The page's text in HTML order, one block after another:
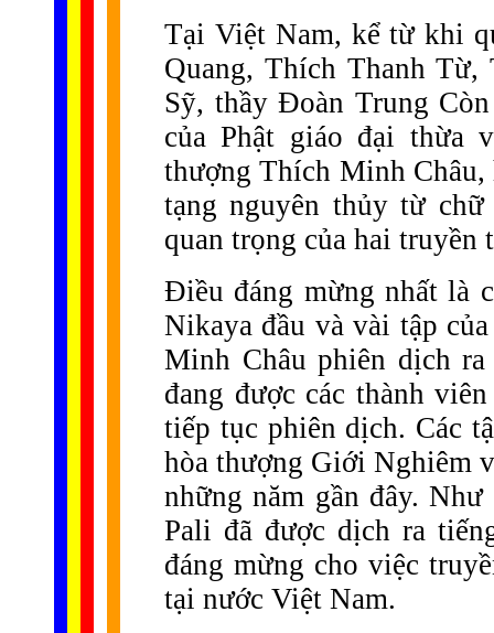
Tại Việt Nam, kể từ khi
Quang, Thích Thanh
Sỹ, thầy Đoàn Trung
của Phật giáo đại thừa
thượng Thích Minh
tạng nguyên thủy từ
quan trọng của hai truyền
Điều đáng mừng nhất là
Nikaya đầu và vài tập
Minh Châu phiên dịch
đang được các thành
tiếp tục phiên dịch. Các
hòa thượng Giới Nghiêm
những năm gần đây.
Pali đã được dịch ra
đáng mừng cho việc
tại nước Việt Nam.